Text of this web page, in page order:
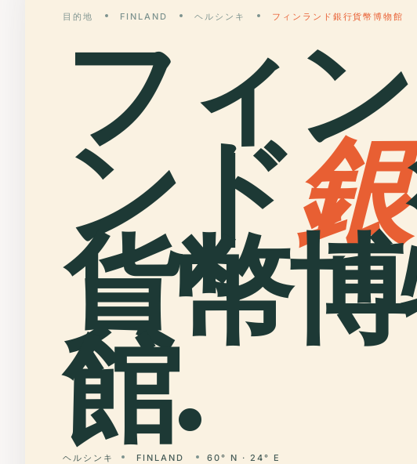
目的地 FINLAND ヘルシンキ フィンランド銀行貨幣博物館
フィ
ンド銀
貨幣
館.
ヘルシンキ FINLAND 60° N · 24° E